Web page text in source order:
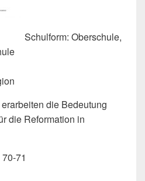
Schulform: Oberschule,
die Bedeutung
die Reformation in
71